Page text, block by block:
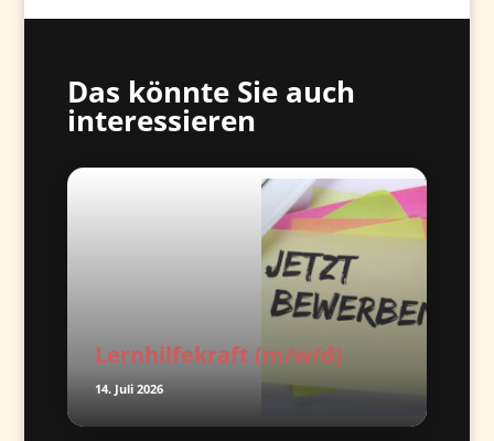
Das könnte Sie auch
interessieren
Lernhilfekraft (m/w/d)
14. Juli 2026